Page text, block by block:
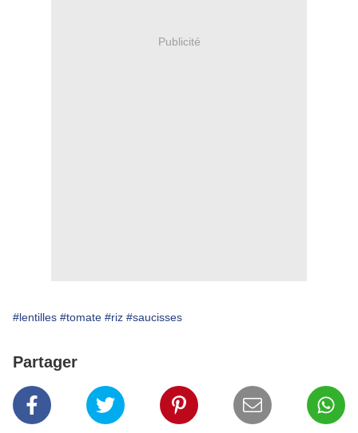
Publicité
#lentilles #tomate #riz #saucisses
Partager